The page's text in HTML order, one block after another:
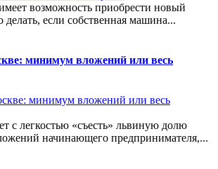
возможность приобрести новый
если собственная машина...
минимум вложений или весь
с легкостью «съесть» львиную долю
начинающего предпринимателя,...